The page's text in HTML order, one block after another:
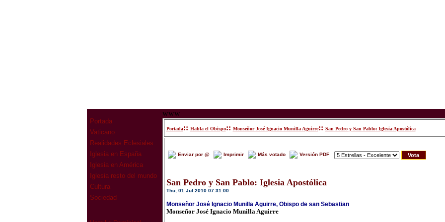
Portada
Vaticano
Realidades Eclesiales
Iglesia en España
Iglesia en América
Iglesia resto del mundo
Cultura
Sociedad
www
Portada:: Habla el Obispo:: Monseñor José Ignacio Munilla Aguirre:: San Pedro y San Pablo: Iglesia Apostólica
Enviar por @ Imprimir Más votado Versión PDF
San Pedro y San Pablo: Iglesia Apostólica
Thu, 01 Jul 2010 07:31:00
Monseñor José Ignacio Munilla Aguirre, Obispo de san Sebastian
Monseñor José Ignacio Munilla Aguirre